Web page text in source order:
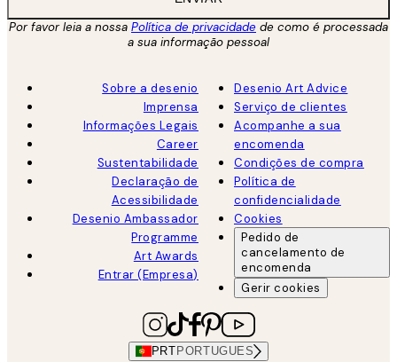
Por favor leia a nossa Política de privacidade de como é processada
a sua informação pessoal
Sobre a desenio
Imprensa
Informações Legais
Career
Sustentabilidade
Declaração de
Acessibilidade
Desenio Ambassador
Programme
Art Awards
Entrar (Empresa)
Desenio Art Advice
Serviço de clientes
Acompanhe a sua
encomenda
Condições de compra
Política de
confidencialidade
Cookies
Pedido de
cancelamento de
encomenda
Gerir cookies
PRT PORTUGUES